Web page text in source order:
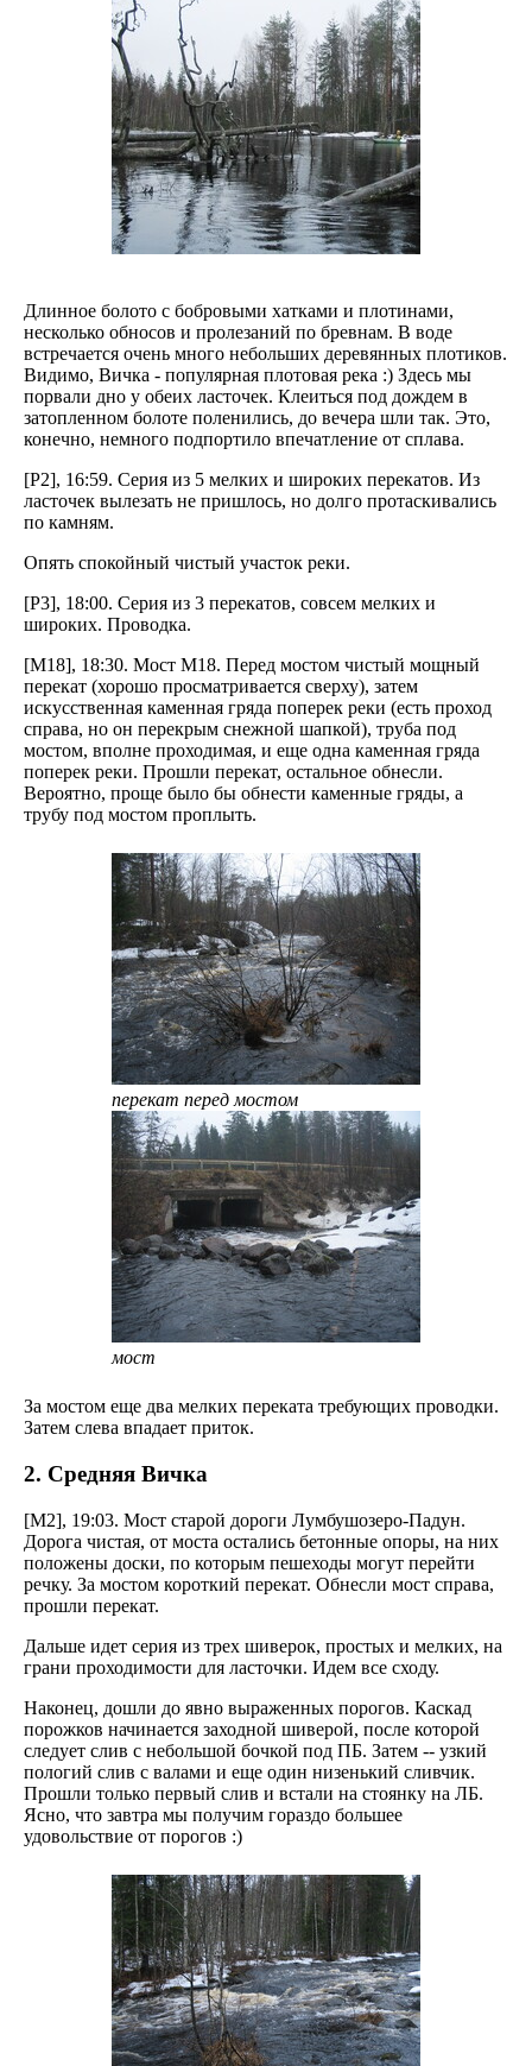
Длинное болото с бобровыми хатками и плотинами,
несколько обносов и пролезаний по бревнам. В воде
встречается очень много небольших деревянных плотиков.
Видимо, Вичка - популярная плотовая река :) Здесь мы
порвали дно у обеих ласточек. Клеиться под дождем в
затопленном болоте поленились, до вечера шли так. Это,
конечно, немного подпортило впечатление от сплава.
[P2], 16:59. Серия из 5 мелких и широких перекатов. Из
ласточек вылезать не пришлось, но долго протаскивались
по камням.
Опять спокойный чистый участок реки.
[P3], 18:00. Серия из 3 перекатов, совсем мелких и
широких. Проводка.
[M18], 18:30. Мост М18. Перед мостом чистый мощный
перекат (хорошо просматривается сверху), затем
искусственная каменная гряда поперек реки (есть проход
справа, но он перекрым снежной шапкой), труба под
мостом, вполне проходимая, и еще одна каменная гряда
поперек реки. Прошли перекат, остальное обнесли.
Вероятно, проще было бы обнести каменные гряды, а
трубу под мостом проплыть.
перекат перед мостом
мост
За мостом еще два мелких переката требующих проводки.
Затем слева впадает приток.
2. Средняя Вичка
[M2], 19:03. Мост старой дороги Лумбушозеро-Падун.
Дорога чистая, от моста остались бетонные опоры, на них
положены доски, по которым пешеходы могут перейти
речку. За мостом короткий перекат. Обнесли мост справа,
прошли перекат.
Дальше идет серия из трех шиверок, простых и мелких, на
грани проходимости для ласточки. Идем все сходу.
Наконец, дошли до явно выраженных порогов. Каскад
порожков начинается заходной шиверой, после которой
следует слив с небольшой бочкой под ПБ. Затем -- узкий
пологий слив с валами и еще один низенький сливчик.
Прошли только первый слив и встали на стоянку на ЛБ.
Ясно, что завтра мы получим гораздо большее
удовольствие от порогов :)